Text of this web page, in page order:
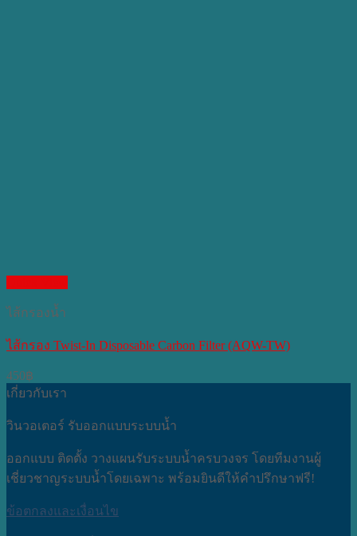
ไส้กรองน้ำ
ไส้กรอง Twist-In Disposable Carbon Filter (AQW-TW)
450฿
เกี่ยวกับเรา
วินวอเตอร์ รับออกแบบระบบน้ำ
ออกแบบ ติดตั้ง วางแผนรับระบบน้ำครบวงจร โดยทีมงานผู้
เชี่ยวชาญระบบน้ำโดยเฉพาะ พร้อมยินดีให้คำปรึกษาฟรี!
ข้อตกลงและเงื่อนไข